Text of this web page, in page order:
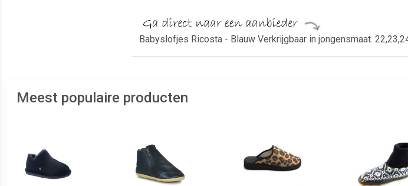
Babyslofjes Ricosta - Blauw Verkrijgbaar in jongensmaat.
Meest populaire producten